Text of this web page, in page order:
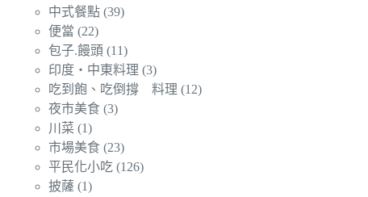
中式餐點 (39)
便當 (22)
包子.饅頭 (11)
印度‧中東料理 (3)
吃到飽、吃倒撐 料理 (12)
夜市美食 (3)
川菜 (1)
市場美食 (23)
平民化小吃 (126)
披薩 (1)